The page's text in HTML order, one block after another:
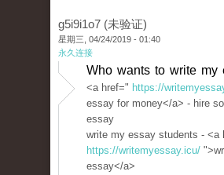
g5i9i1o7 (未验证)
星期三, 04/24/2019 - 01:40
永久连接
Who wants to write my
<a href=" https://
essay for money</a> - hire
essay
write my essay students - <a
https://writemyessay.icu/
essay</a>